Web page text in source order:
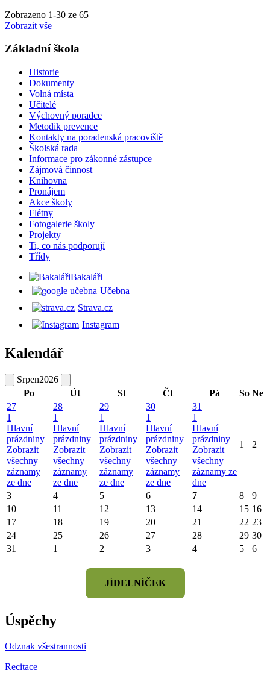
Zobrazeno 1-30 ze 65
Zobrazit vše
Základní škola
Historie
Dokumenty
Volná místa
Učitelé
Výchovný poradce
Metodik prevence
Kontakty na poradenská pracoviště
Školská rada
Informace pro zákonné zástupce
Zájmová činnost
Knihovna
Pronájem
Akce školy
Flétny
Fotogalerie školy
Projekty
Ti, co nás podporují
Třídy
Bakaláři
Učebna
Strava.cz
Instagram
Kalendář
Srpen2026
Po
Út St Čt Pá So Ne
27
1
Hlavní
prázdniny
Zobrazit
všechny
záznamy
ze dne
28
1
Hlavní
prázdniny
Zobrazit
všechny
záznamy
ze dne
29
1
Hlavní
prázdniny
Zobrazit
všechny
záznamy
ze dne
30
1
Hlavní
prázdniny
Zobrazit
všechny
záznamy
ze dne
31
1
Hlavní
prázdniny
Zobrazit
všechny
záznamy ze
dne
1 2
3 4 5 6 7 8
9
10
11 12 13 14 15 16
17
18 19 20 21 22 23
24
25 26 27 28 29 30
31
1 2 3 4 5 6
JÍDELNÍČEK
Úspěchy
Odznak všestrannosti
Recitace